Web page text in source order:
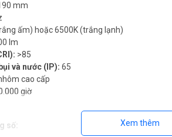
mm
ấm) hoặc 6500K (trắng lạnh)
lm
>85
và nước (IP): 65
cao cấp
giờ
số: Xem thêm